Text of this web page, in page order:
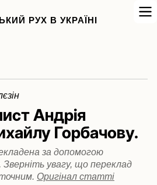
РУХ В УКРАЇНІ
Андрія
Горбачову.
за допомогою
увагу, що переклад
Оригінал статті